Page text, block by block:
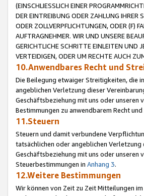
(EINSCHLIESSLICH EINER
DER EINTREIBUNG ODER ZAHLUNG IHRER
ODER ZOLLVERPFLICHTUNGEN, ODER (F)
AUFTRAGNEHMER. WIR UND UNSERE
GERICHTLICHE SCHRITTE EINLEITEN UND
VERTEIDIGEN, ODER UM RECHTE AUCH
10.Anwendbares Recht und
Die Beilegung etwaiger Streitigkeiten, die
angeblichen Verletzung dieser
Geschäftsbeziehung mit uns oder unseren
Bestimmungen zu anwendbarem Recht
11.Steuern
Steuern und damit verbundene
tatsächlichen oder angeblichen
Geschäftsbeziehung mit uns oder unseren
Steuerbestimmungen in Anhang 3.
12.Weitere Bestimmungen
Wir können von Zeit zu Zeit Mitteilungen